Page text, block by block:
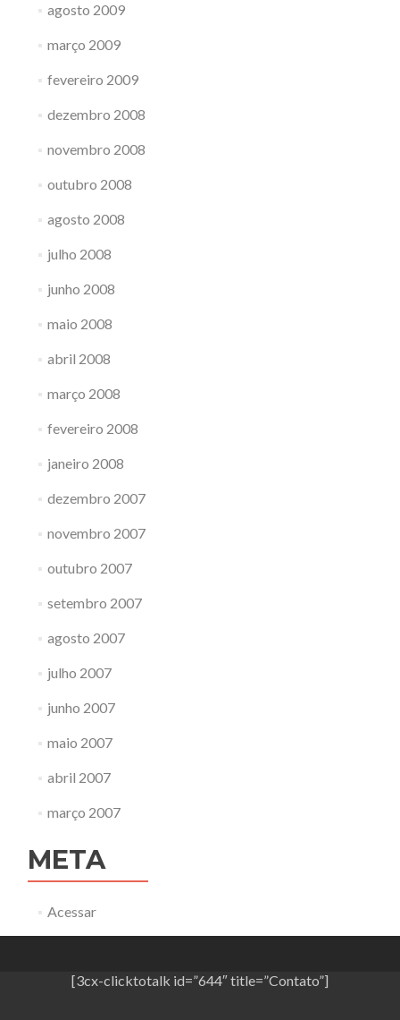
agosto 2009
março 2009
fevereiro 2009
dezembro 2008
novembro 2008
outubro 2008
agosto 2008
julho 2008
junho 2008
maio 2008
abril 2008
março 2008
fevereiro 2008
janeiro 2008
dezembro 2007
novembro 2007
outubro 2007
setembro 2007
agosto 2007
julho 2007
junho 2007
maio 2007
abril 2007
março 2007
META
Acessar
[3cx-clicktotalk id=”644″ title=”Contato”]